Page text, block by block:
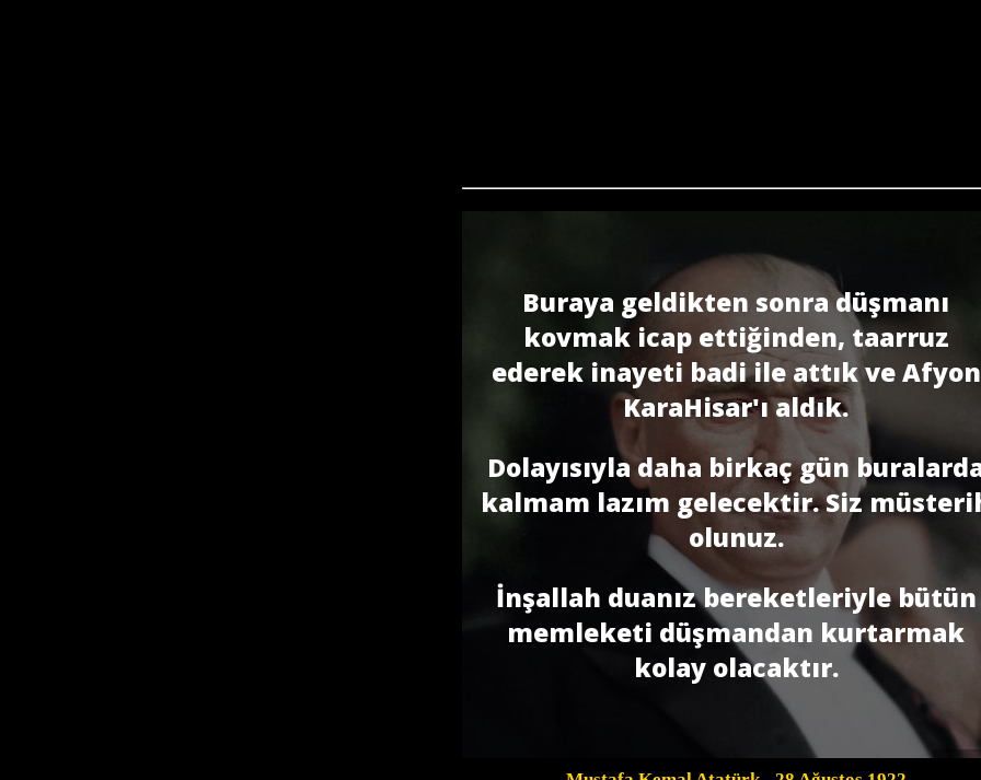
Buraya geldikten sonra düşmanı
kovmak icap ettiğinden, taarruz
ederek inayeti badi ile attık ve Afyon
KaraHisar'ı aldık.
Dolayısıyla daha birkaç gün
kalmam lazım gelecektir. Siz
olunuz.
İnşallah duanız bereketleriyle bütün
memleketi düşmandan kurtarmak
kolay olacaktır.